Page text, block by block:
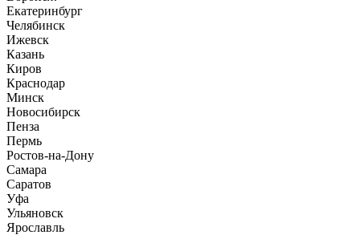
Екатеринбург
Челябинск
Ижевск
Казань
Киров
Краснодар
Минск
Новосибирск
Пенза
Пермь
Ростов-на-Дону
Самара
Саратов
Уфа
Ульяновск
Ярославль